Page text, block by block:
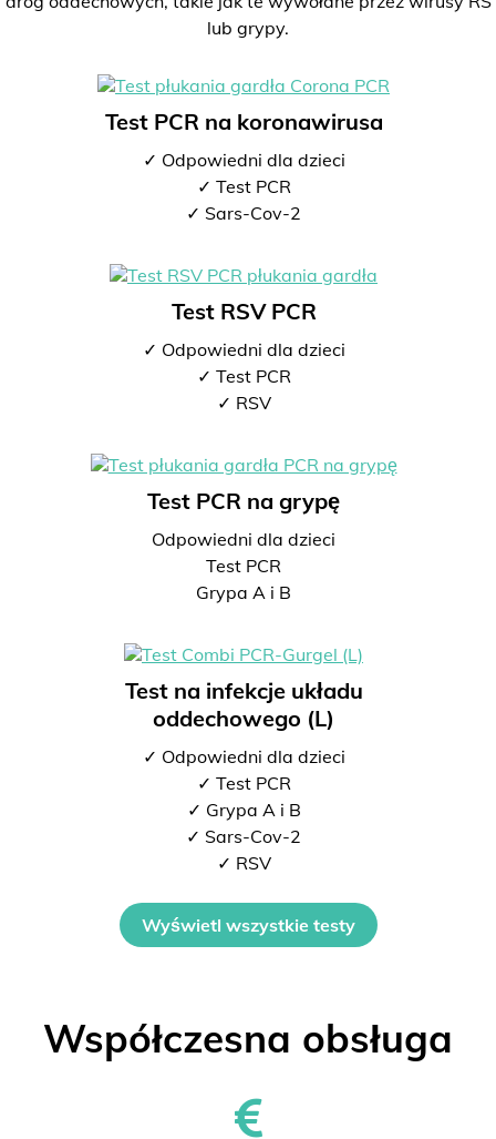
lub grypy.
Test PCR na koronawirusa
✓ Odpowiedni dla dzieci
✓ Test PCR
✓ Sars-Cov-2
Test RSV PCR
✓ Odpowiedni dla dzieci
✓ Test PCR
✓ RSV
Test PCR na grypę
Odpowiedni dla dzieci
Test PCR
Grypa A i B
Test na infekcje układu
oddechowego (L)
✓ Odpowiedni dla dzieci
✓ Test PCR
✓ Grypa A i B
✓ Sars-Cov-2
✓ RSV
Wyświetl wszystkie testy
Współczesna obsługa